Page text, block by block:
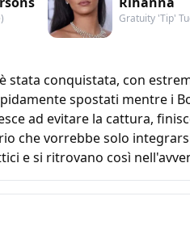
Gratuity 'Tip'
stata conquistata, con
spostati mentre i
ad evitare la cattura,
che vorrebbe solo
e si ritrovano così